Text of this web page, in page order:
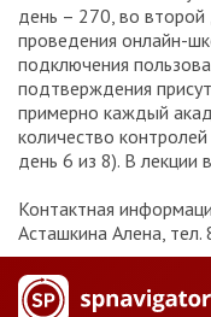
день – 270, во
проведения онлайн-
подключения
подтверждения
примерно каждый
количество
день 6 из 8). В лекции
Контактная
Асташкина Алена,